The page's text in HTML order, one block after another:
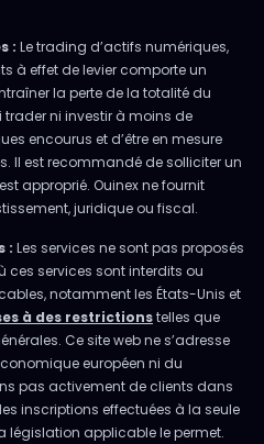
: Le trading d’actifs numériques,
à effet de levier comporte un
la perte de la totalité du
trader ni investir à moins de
encourus et d’être en mesure
Il est recommandé de solliciter un
approprié. Ouinex ne fournit
juridique ou fiscal.
: Les services ne sont pas proposés
ces services sont interdits ou
notamment les États-Unis et
à des restrictionstelles que
Ce site web ne s’adresse
européen ni du
pas activement de clients dans
inscriptions effectuées à la seule
législation applicable le permet.